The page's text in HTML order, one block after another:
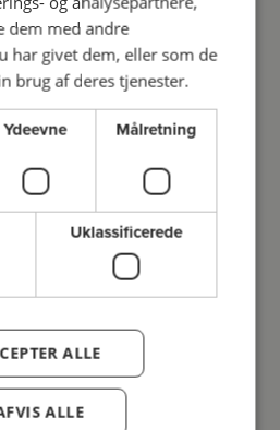
også
dem med andre
har givet dem, eller som de
brug af deres tjenester.
Ydeevne Målretning
Uklassificerede
ALLE
ALLE